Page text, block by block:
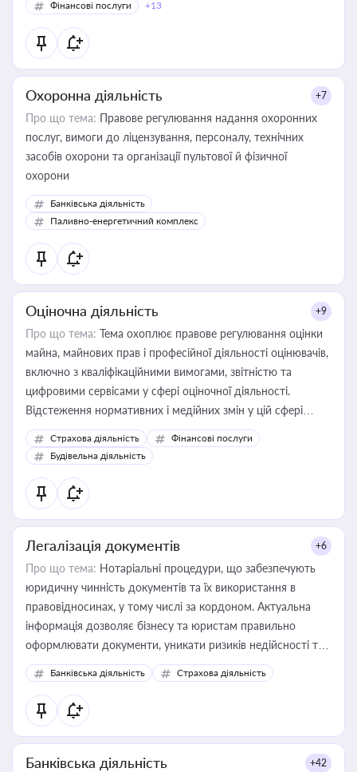
Фінансові послуги +13
Охоронна діяльність +7
Про що тема: Правове регулювання надання охоронних
послуг, вимоги до ліцензування, персоналу, технічних
засобів охорони та організації пультової й фізичної
охорони
Банківська діяльність
Паливно-енергетичний комплекс
Оціночна діяльність +9
Про що тема: Тема охоплює правове регулювання оцінки
майна, майнових прав і професійної діяльності оцінювачів,
включно з кваліфікаційними вимогами, звітністю та
цифровими сервісами у сфері оціночної діяльності.
Відстеження нормативних і медійних змін у цій сфері
корисне для власника бізнесу, керівника, юриста або
бухгалтера під час оподаткування, приватизації, оренди
державного майна, корпоративних угод і перевірки
статусу суб'єктів оціночної діяльності
Страхова діяльність
Фінансові послуги
Будівельна діяльність
Легалізація документів +6
Про що тема: Нотаріальні процедури, що забезпечують
юридичну чинність документів та їх використання в
правовідносинах, у тому числі за кордоном. Актуальна
інформація дозволяє бізнесу та юристам правильно
оформлювати документи, уникати ризиків недійсності та
забезпечувати їх належне прийняття органами влади та
контрагентами
Банківська діяльність Страхова діяльність
Банківська діяльність +42